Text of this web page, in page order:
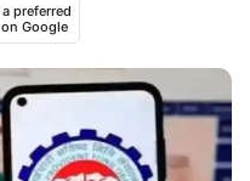
preferred
Google